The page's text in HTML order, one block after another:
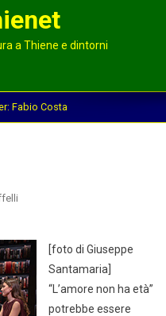
a Thiene e dintorni
Fabio Costa
[foto di Giuseppe
Santamaria]
“L’amore non ha età”
potrebbe essere